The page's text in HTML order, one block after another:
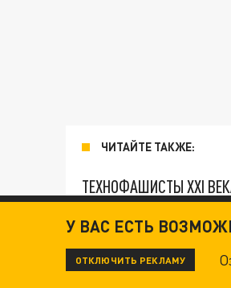
ЧИТАЙТЕ ТАКЖЕ:
ТЕХНОФАШИСТЫ XXI
ОПЛЕУХА МАСКУ. "ПОРА
У ВАС ЕСТЬ
ОТКЛЮЧИТЬ РЕКЛАМУ